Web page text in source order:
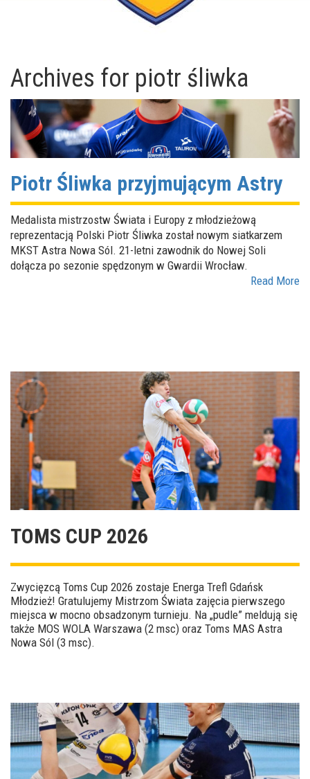
Archives for piotr śliwka
Piotr Śliwka przyjmującym Astry
Medalista mistrzostw Świata i Europy z młodzieżową
reprezentacją Polski Piotr Śliwka został nowym siatkarzem
MKST Astra Nowa Sól. 21-letni zawodnik do Nowej Soli
dołącza po sezonie spędzonym w Gwardii Wrocław.
Read More
TOMS CUP 2026
Zwycięzcą Toms Cup 2026 zostaje Energa Trefl Gdańsk
Młodzież! Gratulujemy Mistrzom Świata zajęcia pierwszego
miejsca w mocno obsadzonym turnieju. Na „pudle” meldują się
także MOS WOLA Warszawa (2 msc) oraz Toms MAS Astra
Nowa Sól (3 msc).